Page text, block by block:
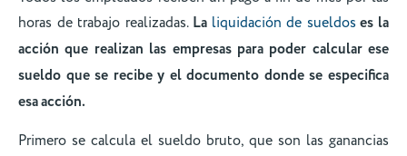
horas de trabajo realizadas. La liquidación de sueldoses la
acción que realizan las empresas para poder calcular ese
sueldo que se recibe y el documento donde se especifica
esa acción.
Primero se calcula el sueldo bruto, que son las ganancias